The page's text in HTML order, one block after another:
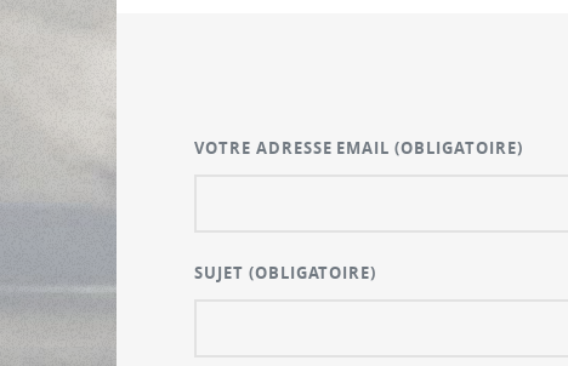
VOTRE ADRESSE EMAIL(OBLIGATOIRE)
SUJET (OBLIGATOIRE)